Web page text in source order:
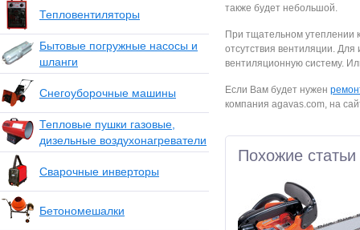
Тепловентиляторы
Бытовые погружные насосы и
шланги
Снегоуборочные машины
Тепловые пушки газовые,
дизельные воздухонагреватели
Сварочные инверторы
Бетономешалки
также будет небольшой.
При тщательном утеплении
отсутствия вентиляции.
вентиляционную систему.
Если Вам будет нужен
компания agavas.com, на
Похожие статьи